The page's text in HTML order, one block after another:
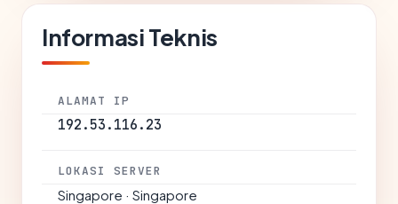
Informasi Teknis
ALAMAT IP
192.53.116.23
LOKASI SERVER
Singapore · Singapore